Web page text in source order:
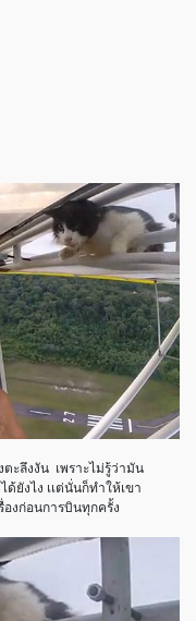
ตะลึงงัน เพราะไม่รู้ว่ามัน
ยังไง เเต่นั่นก็ทำให้เขา
งก่อนการบินทุกครั้ง